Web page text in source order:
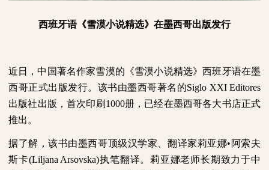
西班牙语《雪漠小说精选》在墨西哥出版发行
近日，中国著名作家雪漠的《雪漠小说精选》西班牙语在墨
西哥正式出版发行。该书由墨西哥著名的Siglo XXI Editores
出版社出版，首次印刷 1000册，已经在墨西哥各大书店正式
推出。
据了解，该书由墨西哥顶级汉学家、翻译家莉亚娜•阿索夫
斯卡(Liljana Arsovska)执笔翻译。莉亚娜老师长期致力于中